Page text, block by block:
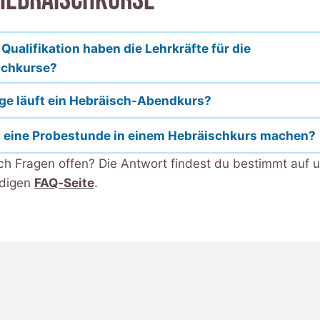
haben die Lehrkräfte für die
läuft ein Hebräisch-Abendkurs?
eine Probestunde in einem Hebräischkurs machen?
Fragen offen? Die Antwort findest du bestimmt auf
FAQ-Seite.